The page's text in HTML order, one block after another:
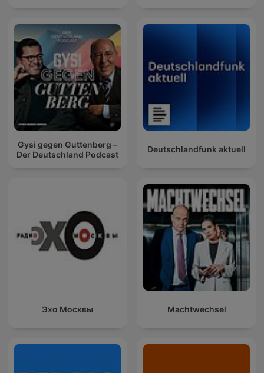
Gysi gegen Guttenberg –
Der Deutschland Podcast
Deutschlandfunk aktuell
Эхо Москвы Machtwechsel